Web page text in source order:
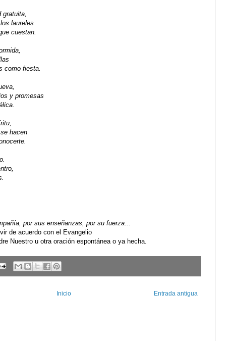
laureles
cuestan.
como fiesta.
y promesas
hacen
por sus enseñanzas, por su fuerza...
de acuerdo con el Evangelio
Nuestro u otra oración espontánea o ya hecha.
Entrada antigua
Inicio